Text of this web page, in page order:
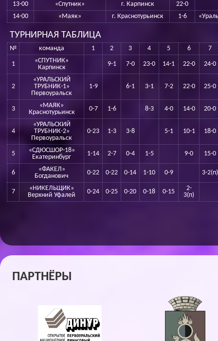
13-00 «Спутник» г. Карпинск
22-0
14-00
«Маяк» г. Краснотурьинск 1-6
ТУРНИРНАЯ ТАБЛИЦА
№ команда 1 2 3 4 5 6 7
1
«СПУТНИК»
Карпинск
9-1 7-0 23-0 14-1 22-0 24-0
2
«УРАЛЬСКИЙ
ТРУБНИК-1»
Первоуральск
1-9 6-1 3-1 7-2 22-0 25-0
3
«МАЯК»
Краснотурьинск
0-7 1-6 8-3 4-0 14-0 20-0
4
«УРАЛЬСКИЙ
ТРУБНИК-2»
Первоуральск
0-23 1-3 3-8 5-1 10-1 18-0
5
«СДЮСШОР-18»
Екатеринбург
1-14 2-7 0-4 1-5 9-0 15-0
6
«ФАКЕЛ»
Богданович
0-22 0-22 0-14 1-10 0-9 3-2(п)
7
«НИКЕЛЬЩИК»
Верхний Уфалей
0-24 0-25 0-20 0-18 0-15
2-
3(п)
ПАРТНЁРЫ